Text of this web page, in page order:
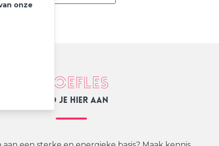
onze
Proefles
Meld je hier aan